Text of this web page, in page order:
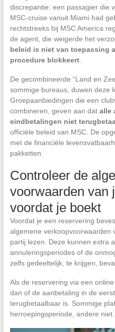
discrepantie: een passagier die
MSC-cruise vanuit Miami had
rechtstreeks bij MSC America
de agent, die weigerde het
beleid is niet van toepassing
procedure blokkeert.
De gecombineerde “Land en
sommige bureaus, duwen deze
Groepaanbiedingen die een
combineren, geven aan dat alle
eindbetalingen niet
officiële beleid van MSC. De
met de financiële
pakketten.
Controleer de
voorwaarden van
voordat je boekt
Voordat je een reservering
algemene verkoopvoorwaarden
partij lezen. Deze kunnen extra
annuleringsperiodes of de
zelfs gedeeltelijk, te krijgen,
Als de reservering via een
dan of de aanbetaling in de
terugbetaalbaar is. Sommige
herroepingsperiode, andere niet.